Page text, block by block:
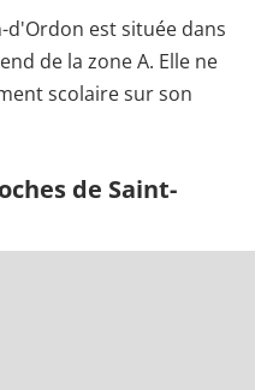
d'Ordon est située dans
de la zone A. Elle ne
scolaire sur son
de Saint-